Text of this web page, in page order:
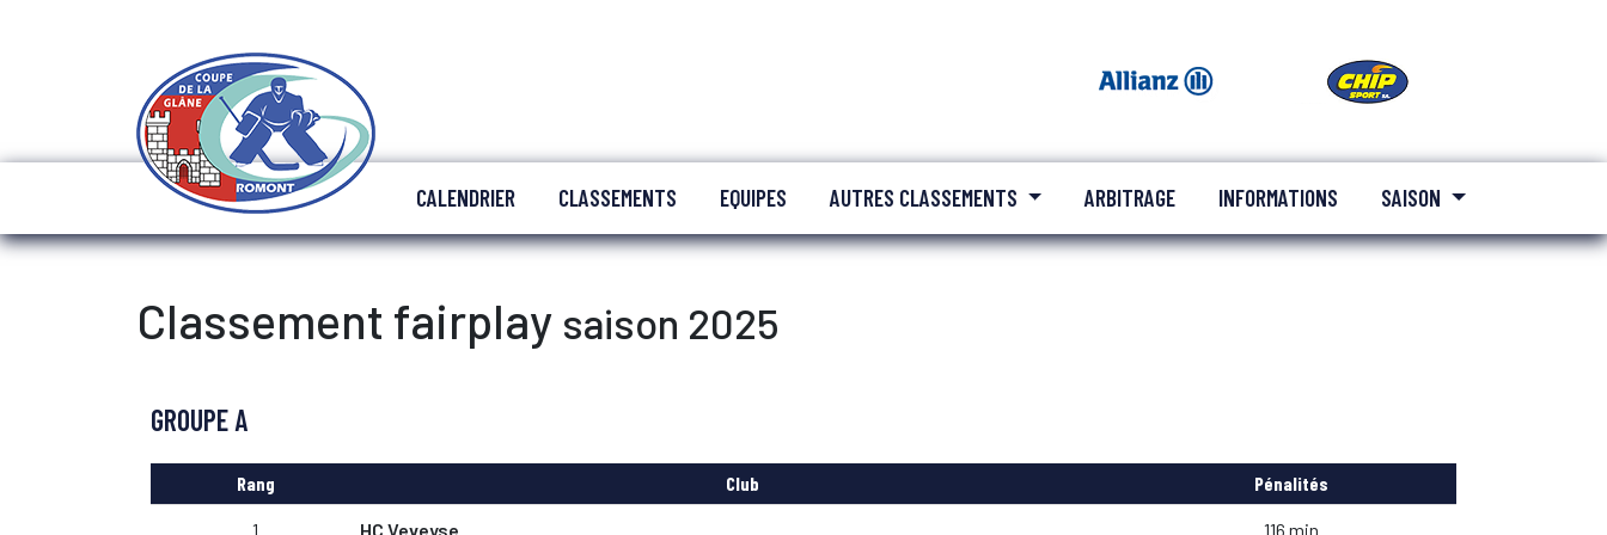
CALENDRIER CLASSEMENTS EQUIPES AUTRES CLASSEMENTS ARBITRAGE INFORMATIONS SAISON
Classement fairplay saison 2025
GROUPE A
Rang Club Pénalités
1 HC Veveyse 116 min